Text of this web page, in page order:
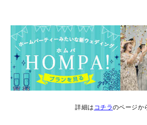
詳細は コチラのページか